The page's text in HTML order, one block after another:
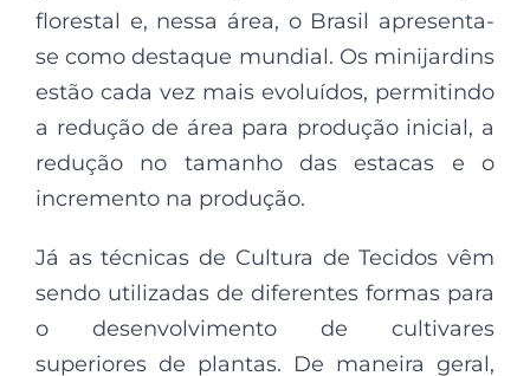
florestal e, nessa área, o Brasil apresenta-
se como destaque mundial. Os minijardins
estão cada vez mais evoluídos, permitindo
a redução de área para produção inicial, a
redução no tamanho das estacas e o
incremento na produção.
Já as técnicas de Cultura de Tecidos vêm
sendo utilizadas de diferentes formas para
o desenvolvimento de cultivares
superiores de plantas. De maneira geral,